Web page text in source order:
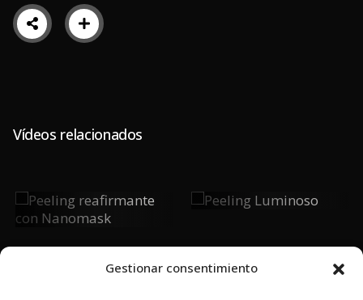
Gestionar consentimiento
Vídeos relacionados
Peeling
Reafirmante
Con
Peeling